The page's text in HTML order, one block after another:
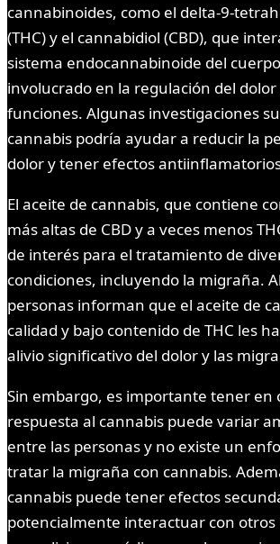
cannabinoides, como el delta-9-
(THC) y el cannabidiol (CBD), que
sistema endocannabinoide del
involucrado en la regulación del
funciones. Algunas investigaciones
cannabis podría ayudar a reducir la
dolor y tener efectos
El aceite de cannabis, que contiene
más altas de CBD y a veces menos
de interés para el tratamiento de
condiciones, incluyendo la migraña.
personas informan que el aceite de
calidad y bajo contenido de THC les
alivio significativo del dolor y las
Sin embargo, es importante tener en
respuesta al cannabis puede variar
entre las personas y no existe un
tratar la migraña con cannabis.
cannabis puede tener efectos
potencialmente interactuar con